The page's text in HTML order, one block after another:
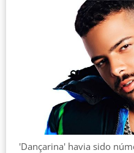
'Dançarina' havia sido